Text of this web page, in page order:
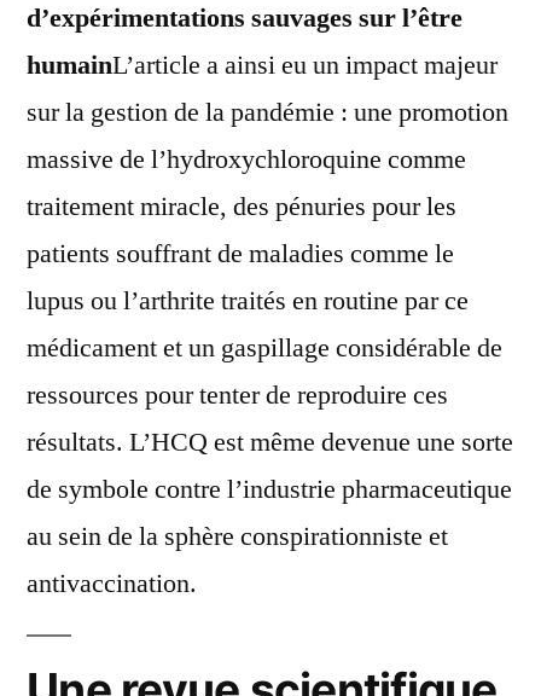
d’expérimentations sauvages sur l’être
humainL’article a ainsi eu un impact majeur
sur la gestion de la pandémie : une promotion
massive de l’hydroxychloroquine comme
traitement miracle, des pénuries pour les
patients souffrant de maladies comme le
lupus ou l’arthrite traités en routine par ce
médicament et un gaspillage considérable de
ressources pour tenter de reproduire ces
résultats. L’HCQ est même devenue une sorte
de symbole contre l’industrie pharmaceutique
au sein de la sphère conspirationniste et
antivaccination.